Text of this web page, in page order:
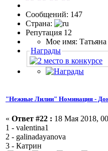
Сообщений: 147
Страна:
Репутация 12
Мое имя: Татьяна
Награды
"Нежные Лилии" Номинация -
« Ответ #22 : 18 Мая 2018,
1 - valentina1
2 - galinadayanova
3 - Катрин